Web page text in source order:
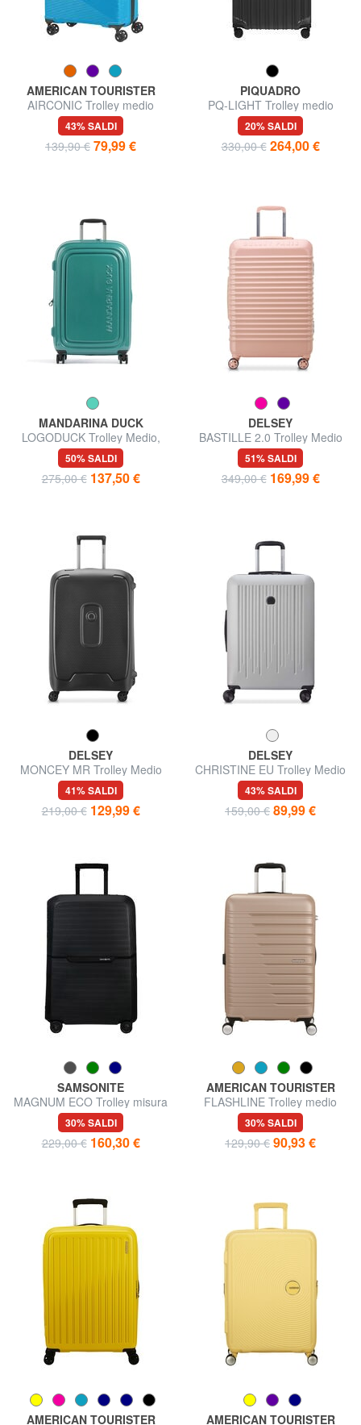
AMERICAN TOURISTER
AIRCONIC Trolley medio
leggero
43% SALDI
139,90 € 79,99 €
PIQUADRO
PQ-LIGHT Trolley medio
espandibile
20% SALDI
330,00 € 264,00 €
MANDARINA DUCK
LOGODUCK Trolley Medio,
espandibile
50% SALDI
275,00 € 137,50 €
DELSEY
BASTILLE 2.0 Trolley Medio
51% SALDI
349,00 € 169,99 €
DELSEY
MONCEY MR Trolley Medio
41% SALDI
219,00 € 129,99 €
DELSEY
CHRISTINE EU Trolley Medio
43% SALDI
159,00 € 89,99 €
SAMSONITE
MAGNUM ECO Trolley misura
media
30% SALDI
229,00 € 160,30 €
AMERICAN TOURISTER
FLASHLINE Trolley medio
espandibile
30% SALDI
129,90 € 90,93 €
AMERICAN TOURISTER
AMERICAN TOURISTER